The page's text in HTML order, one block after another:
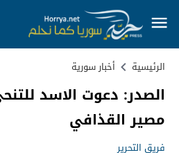
الرئيسية أخبار سورية
الصدر: دعوت الاسد
مصير القذافي
فريق التحرير